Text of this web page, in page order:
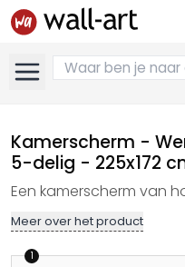
Kamerscherm -
5-delig - 225x172
Een kamerscherm van
Meer over het product
1